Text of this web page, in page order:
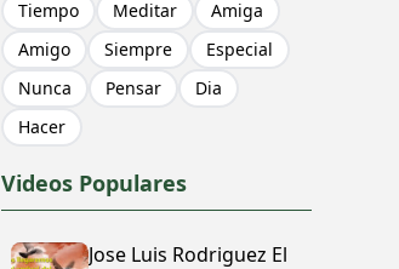
Tiempo
Meditar
Amiga
Amigo
Siempre
Especial
Nunca
Pensar
Dia
Hacer
Videos Populares
Jose Luis Rodriguez El